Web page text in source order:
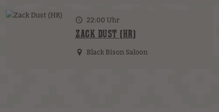
22:00 Uhr
ZACK DUST (HR)
Black Bison Saloon